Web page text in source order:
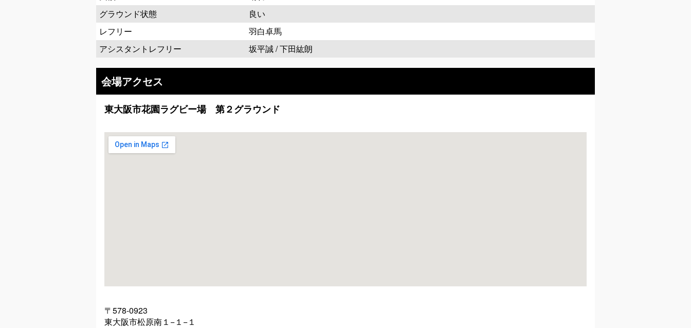
グラウンド状態
良い
レフリー
羽白卓馬
アシスタントレフリー
坂平誠 / 下田紘朗
会場アクセス
東大阪市花園ラグビー場 第２グラウンド
〒578-0923
東大阪市松原南１−１−１